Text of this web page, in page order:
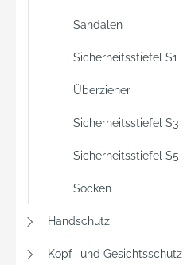
Sandalen
Sicherheitsstiefel S1
Überzieher
Sicherheitsstiefel S3
Sicherheitsstiefel S5
Socken
Handschutz
Kopf- und Gesichtsschutz